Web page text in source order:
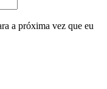
a próxima vez que eu